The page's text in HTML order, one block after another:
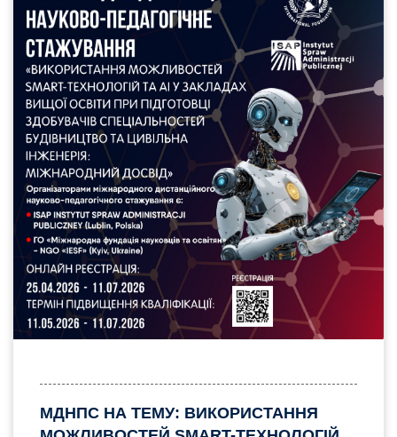
МДНПС НА ТЕМУ: ВИКОРИСТАННЯ